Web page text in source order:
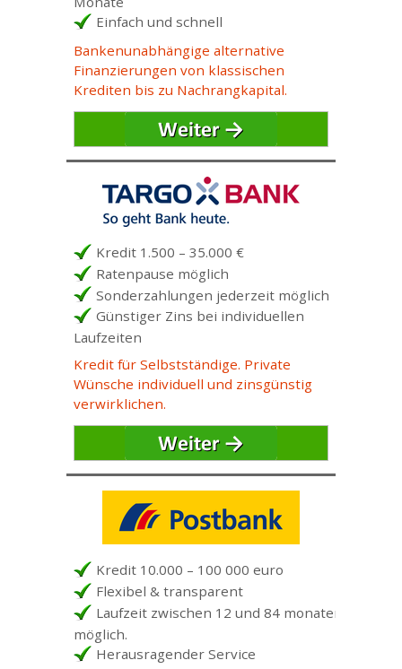
Einfach und schnell
Bankenunabhängige alternative
Finanzierungen von klassischen
Krediten bis zu Nachrangkapital.
Kredit 1.500 – 35.000 €
Ratenpause möglich
Sonderzahlungen jederzeit möglich
Günstiger Zins bei individuellen
Laufzeiten
Kredit für Selbstständige. Private
Wünsche individuell und zinsgünstig
verwirklichen.
Kredit 10.000 – 100 000 euro
Flexibel & transparent
Laufzeit zwischen 12 und 84 monaten
möglich.
Herausragender Service